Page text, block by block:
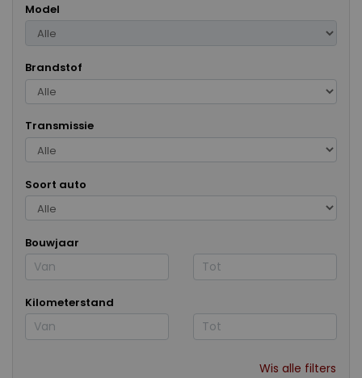
Model
Brandstof
Transmissie
Soort auto
Bouwjaar
Kilometerstand
Wis alle filters